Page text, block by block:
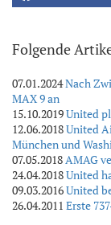
Folgende
07.01.2024Nach
MAX 9 an
15.10.2019United
12.06.2018United
München und
07.05.2018AMAG
24.04.2018United
09.03.2016United
26.04.2011 Erste